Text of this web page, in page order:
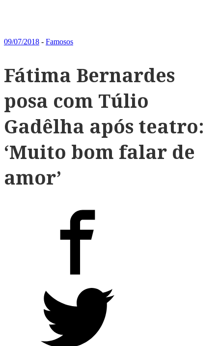
09/07/2018 - Famosos
Fátima Bernardes
posa com Túlio
Gadêlha após teatro:
‘Muito bom falar de
amor’